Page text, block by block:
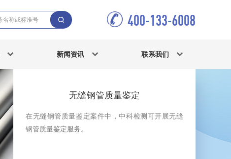
400-133-6008
新闻资讯 联系我们
无缝钢管质量鉴定
在无缝钢管质量鉴定案件中，中科检测可开展无缝
钢管质量鉴定服务。